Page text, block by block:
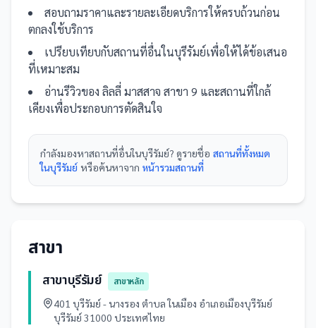
สอบถามราคาและรายละเอียดบริการให้ครบถ้วนก่อน
ตกลงใช้บริการ
เปรียบเทียบกับสถานที่อื่นในบุรีรัมย์เพื่อให้ได้ข้อเสนอ
ที่เหมาะสม
อ่านรีวิวของ ลิลลี่ มาสสาจ สาขา 9 และสถานที่ใกล้
เคียงเพื่อประกอบการตัดสินใจ
กำลังมองหาสถานที่อื่นในบุรีรัมย์? ดูรายชื่อ สถานที่ทั้งหมด
ในบุรีรัมย์ หรือค้นหาจาก หน้ารวมสถานที่
สาขา
สาขาบุรีรัมย์
สาขาหลัก
401 บุรีรัมย์ - นางรอง ตำบล ในเมือง อำเภอเมืองบุรีรัมย์
บุรีรัมย์ 31000 ประเทศไทย